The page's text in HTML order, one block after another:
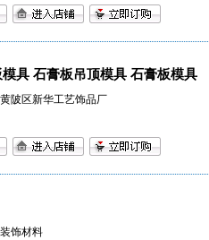
具 石膏板吊顶模具 石膏板模具
陂区新华工艺饰品厂
饰材料